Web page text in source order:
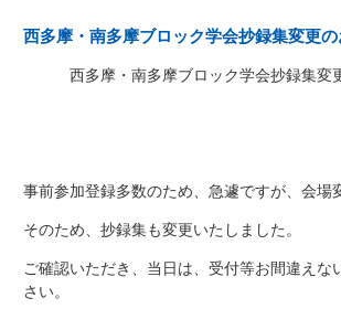
西多摩・南多摩ブロック学会抄録集変更
西多摩・南多摩ブロック学会抄録集変
事前参加登録多数のため、急遽ですが、会場
そのため、抄録集も変更いたしました。
ご確認いただき、当日は、受付等お間違えな
さい。